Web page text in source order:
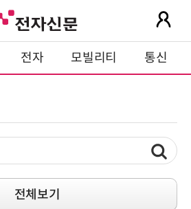
전자 모빌리티 통신
전체보기